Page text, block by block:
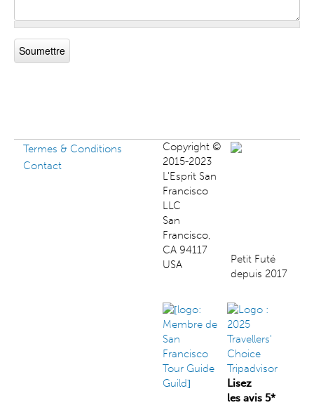
Termes & Conditions
Contact
Copyright ©
2015-2023
L'Esprit San
Francisco
LLC
San
Francisco,
CA 94117
USA
Petit Futé
depuis 2017
Lisez
les avis 5*